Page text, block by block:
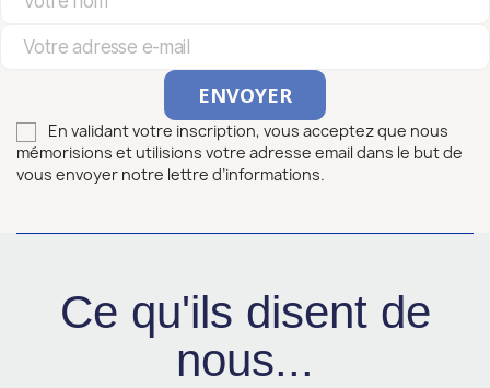
En validant votre inscription, vous acceptez que nous
mémorisions et utilisions votre adresse email dans le but de
vous envoyer notre lettre d’informations.
Ce qu'ils disent de
nous...